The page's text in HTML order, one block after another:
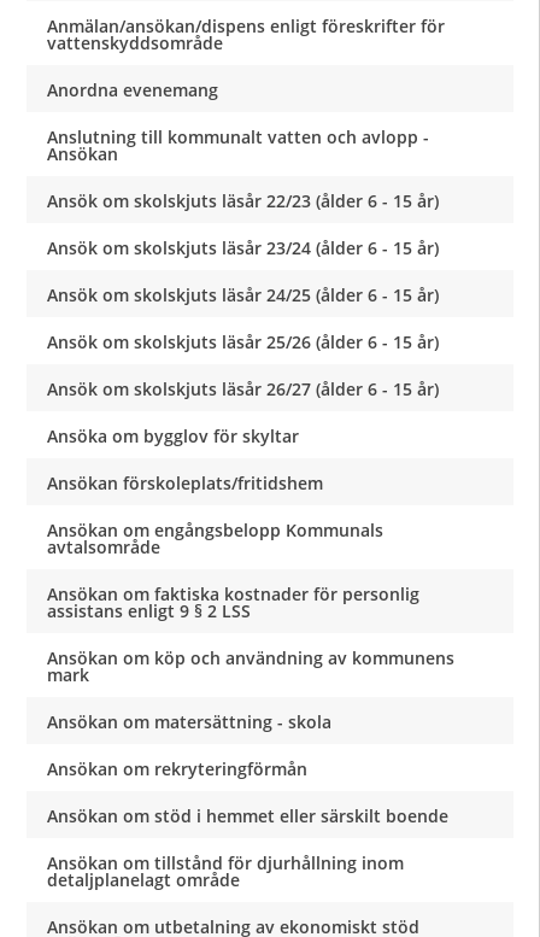
Anmälan/ansökan/dispens enligt föreskrifter för
vattenskyddsområde
Anordna evenemang
Anslutning till kommunalt vatten och avlopp -
Ansökan
Ansök om skolskjuts läsår 22/23 (ålder 6 - 15 år)
Ansök om skolskjuts läsår 23/24 (ålder 6 - 15 år)
Ansök om skolskjuts läsår 24/25 (ålder 6 - 15 år)
Ansök om skolskjuts läsår 25/26 (ålder 6 - 15 år)
Ansök om skolskjuts läsår 26/27 (ålder 6 - 15 år)
Ansöka om bygglov för skyltar
Ansökan förskoleplats/fritidshem
Ansökan om engångsbelopp Kommunals
avtalsområde
Ansökan om faktiska kostnader för personlig
assistans enligt 9 § 2 LSS
Ansökan om köp och användning av kommunens
mark
Ansökan om matersättning - skola
Ansökan om rekryteringförmån
Ansökan om stöd i hemmet eller särskilt boende
Ansökan om tillstånd för djurhållning inom
detaljplanelagt område
Ansökan om utbetalning av ekonomiskt stöd